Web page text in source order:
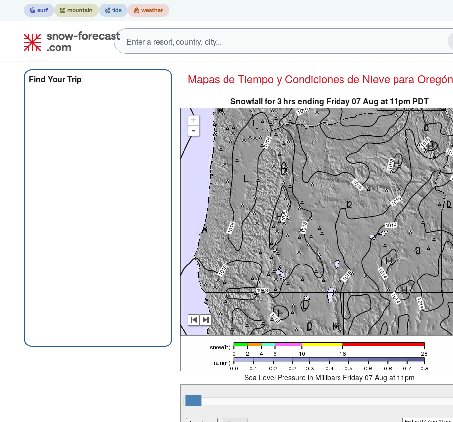
Find Your Trip Mapas de Tiempo y Condiciones de Nieve para Oregón
Snowfall for 3 hrs ending Friday 07 Aug at 11pm PDT
+
-
Sea Level Pressure in Millibars Friday 07 Aug at 11pm